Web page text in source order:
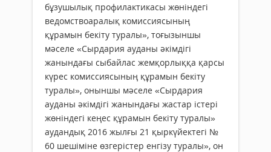
бұзушылық профилактикасы жөніндегі
ведомствоаралық комиссиясының
құрамын бекіту туралы», тоғызыншы
мәселе «Сырдария ауданы әкімдігі
жанындағы сыбайлас жемқорлыққа қарсы
күрес комиссиясының құрамын бекіту
туралы», оныншы мәселе «Сырдария
ауданы әкімдігі жанындағы жас­тар істері
жөніндегі кеңес құрамын бекіту туралы»
аудандық 2016 жылғы 21 қыркүйектегі №
60 шешіміне өзгерістер енгізу туралы», он